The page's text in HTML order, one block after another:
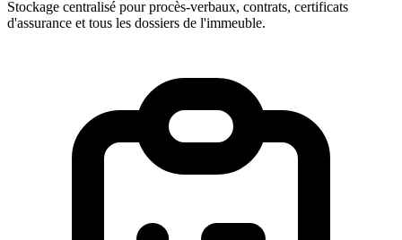
Stockage centralisé pour procès-verbaux, contrats, certificats
d'assurance et tous les dossiers de l'immeuble.